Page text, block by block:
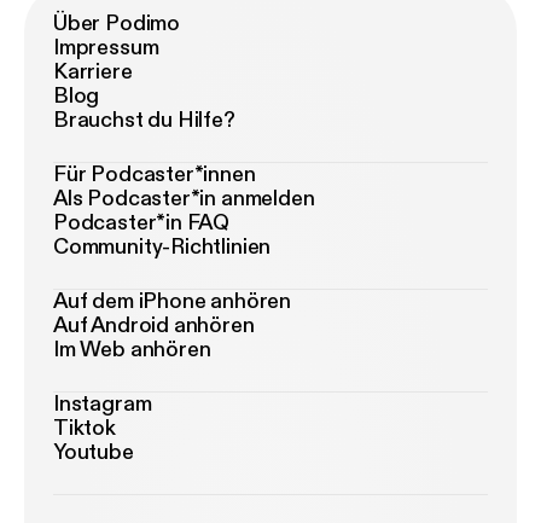
Über Podimo
Impressum
Karriere
Blog
Brauchst du Hilfe?
Für Podcaster*innen
Als Podcaster*in anmelden
Podcaster*in FAQ
Community-Richtlinien
Auf dem iPhone anhören
Auf Android anhören
Im Web anhören
Instagram
Tiktok
Youtube